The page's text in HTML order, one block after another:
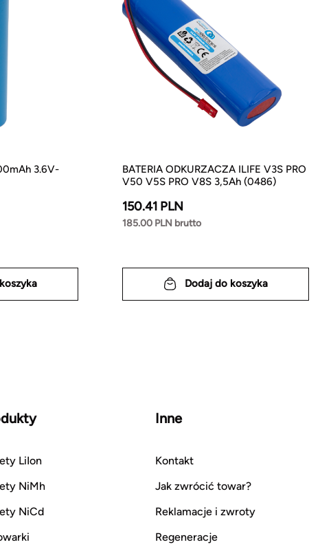
3.6V-
BATERIA ODKURZACZA ILIFE V3S PRO
V50 V5S PRO V8S 3,5Ah (0486)
150.41 PLN
185.00 PLN brutto
Dodaj do koszyka
LiIon
NiMh
NiCd
Inne
Kontakt
Jak zwrócić towar?
Reklamacje i zwroty
Regeneracje